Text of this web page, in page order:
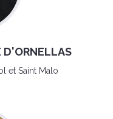
D'ORNELLAS
et Saint Malo